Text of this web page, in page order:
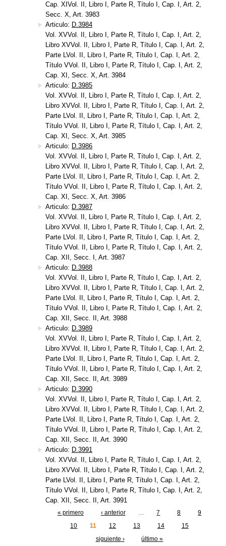
Cap. XIVol. II, Libro I, Parte R, Título I, Cap. I, Art. 2,
Secc. X, Art. 3983
Articulo: D.3984
Vol. XVVol. II, Libro I, Parte R, Título I, Cap. I, Art. 2,
Libro XVVol. II, Libro I, Parte R, Título I, Cap. I, Art. 2,
Parte LVol. II, Libro I, Parte R, Título I, Cap. I, Art. 2,
Título VVol. II, Libro I, Parte R, Título I, Cap. I, Art. 2,
Cap. XI, Secc. X, Art. 3984
Articulo: D.3985
Vol. XVVol. II, Libro I, Parte R, Título I, Cap. I, Art. 2,
Libro XVVol. II, Libro I, Parte R, Título I, Cap. I, Art. 2,
Parte LVol. II, Libro I, Parte R, Título I, Cap. I, Art. 2,
Título VVol. II, Libro I, Parte R, Título I, Cap. I, Art. 2,
Cap. XI, Secc. X, Art. 3985
Articulo: D.3986
Vol. XVVol. II, Libro I, Parte R, Título I, Cap. I, Art. 2,
Libro XVVol. II, Libro I, Parte R, Título I, Cap. I, Art. 2,
Parte LVol. II, Libro I, Parte R, Título I, Cap. I, Art. 2,
Título VVol. II, Libro I, Parte R, Título I, Cap. I, Art. 2,
Cap. XI, Secc. X, Art. 3986
Articulo: D.3987
Vol. XVVol. II, Libro I, Parte R, Título I, Cap. I, Art. 2,
Libro XVVol. II, Libro I, Parte R, Título I, Cap. I, Art. 2,
Parte LVol. II, Libro I, Parte R, Título I, Cap. I, Art. 2,
Título VVol. II, Libro I, Parte R, Título I, Cap. I, Art. 2,
Cap. XII, Secc. I, Art. 3987
Articulo: D.3988
Vol. XVVol. II, Libro I, Parte R, Título I, Cap. I, Art. 2,
Libro XVVol. II, Libro I, Parte R, Título I, Cap. I, Art. 2,
Parte LVol. II, Libro I, Parte R, Título I, Cap. I, Art. 2,
Título VVol. II, Libro I, Parte R, Título I, Cap. I, Art. 2,
Cap. XII, Secc. II, Art. 3988
Articulo: D.3989
Vol. XVVol. II, Libro I, Parte R, Título I, Cap. I, Art. 2,
Libro XVVol. II, Libro I, Parte R, Título I, Cap. I, Art. 2,
Parte LVol. II, Libro I, Parte R, Título I, Cap. I, Art. 2,
Título VVol. II, Libro I, Parte R, Título I, Cap. I, Art. 2,
Cap. XII, Secc. II, Art. 3989
Articulo: D.3990
Vol. XVVol. II, Libro I, Parte R, Título I, Cap. I, Art. 2,
Libro XVVol. II, Libro I, Parte R, Título I, Cap. I, Art. 2,
Parte LVol. II, Libro I, Parte R, Título I, Cap. I, Art. 2,
Título VVol. II, Libro I, Parte R, Título I, Cap. I, Art. 2,
Cap. XII, Secc. II, Art. 3990
Articulo: D.3991
Vol. XVVol. II, Libro I, Parte R, Título I, Cap. I, Art. 2,
Libro XVVol. II, Libro I, Parte R, Título I, Cap. I, Art. 2,
Parte LVol. II, Libro I, Parte R, Título I, Cap. I, Art. 2,
Título VVol. II, Libro I, Parte R, Título I, Cap. I, Art. 2,
Cap. XII, Secc. II, Art. 3991
« primero ‹ anterior … 7 8
9
10
11 12 13 14
15
siguiente ›
último »